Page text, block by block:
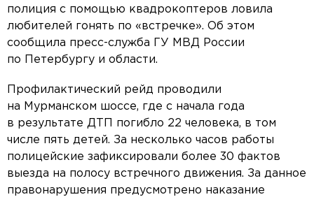
полиция с помощью квадрокоптеров ловила
любителей гонять по «встречке». Об этом
сообщила пресс-служба ГУ МВД России
по Петербургу и области.
Профилактический рейд проводили
на Мурманском шоссе, где с начала года
в результате ДТП погибло 22 человека, в том
числе пять детей. За несколько часов работы
полицейские зафиксировали более 30 фактов
выезда на полосу встречного движения. За данное
правонарушения предусмотрено наказание